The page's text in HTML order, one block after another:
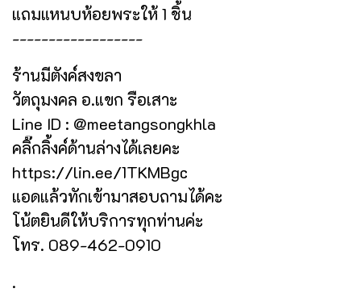
แถมแหนบห้อยพระให้ 1 ชิ้น
------------------
ร้านมีตังค์สงขลา
วัตถุมงคล อ.แขก รือเสาะ
Line ID : @meetangsongkhla
คลิ๊กลิ้งค์ด้านล่างได้เลยคะ
https://lin.ee/1TKMBgc
แอดแล้วทักเข้ามาสอบถามได้คะ
โน้ตยินดีให้บริการทุกท่านค่ะ
โทร. 089-462-0910
.